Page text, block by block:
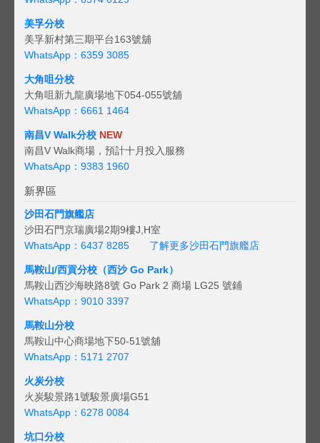
美孚分校
美孚新村第三期平台163號舖
WhatsApp：6359 3085
大角咀分校
大角咀新九龍廣場地下054-055號舖
WhatsApp：6661 1464
南昌V Walk分校 NEW
南昌V Walk商場，預計十月投入服務
WhatsApp：9383 1960
新界區
沙田石門旗艦店
沙田石門京瑞廣場2期9樓J,H室
WhatsApp：6437 8285
了解更多沙田石門旗艦店
馬鞍山/西貢分校（西沙 Go Park）
馬鞍山西沙海映路8號 Go Park 2 商場 LG25 號鋪
WhatsApp：9010 3397
馬鞍山分校
馬鞍山中心商場地下50-51號舖
WhatsApp：5171 2707
火炭分校
火炭駿景路1號駿景廣場G51
WhatsApp：6278 0084
坑口分校